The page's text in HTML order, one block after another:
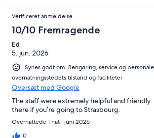
Verificeret anmeldelse
10/10 Fremragende
Ed
5. jun. 2026
Synes godt om: Rengøring, service og
overnatningsstedets tilstand og faciliteter
Oversæt med Google
The staff were extremely helpful and friendly.
there if you’re going to Strasbourg.
Overnattede 1 nat i juni 2026
0